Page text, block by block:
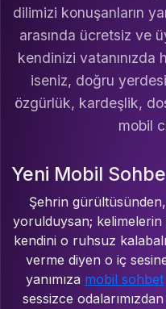
dilimizi konuşanların
arasında ücretsiz ve
kendinizi vatanınızda
iseniz, doğru
özgürlük, kardeşlik,
mobil
Yeni Mobil
Şehrin gürültüsünden,
yorulduysan; kelimelerin
kendini o ruhsuz
verme diyen o iç
yanımıza mobil sohbet
sessizce